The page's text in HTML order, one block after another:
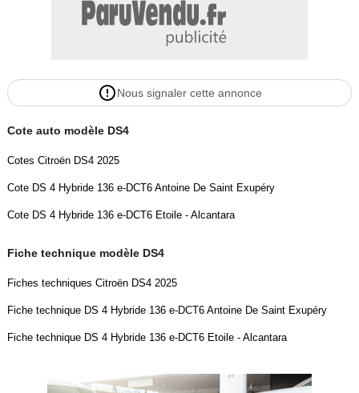
Nous signaler cette annonce
Cote auto modèle DS4
Cotes Citroën DS4 2025
Cote DS 4 Hybride 136 e-DCT6 Antoine De Saint Exupéry
Cote DS 4 Hybride 136 e-DCT6 Etoile - Alcantara
Fiche technique modèle DS4
Fiches techniques Citroën DS4 2025
Fiche technique DS 4 Hybride 136 e-DCT6 Antoine De Saint Exupéry
Fiche technique DS 4 Hybride 136 e-DCT6 Etoile - Alcantara